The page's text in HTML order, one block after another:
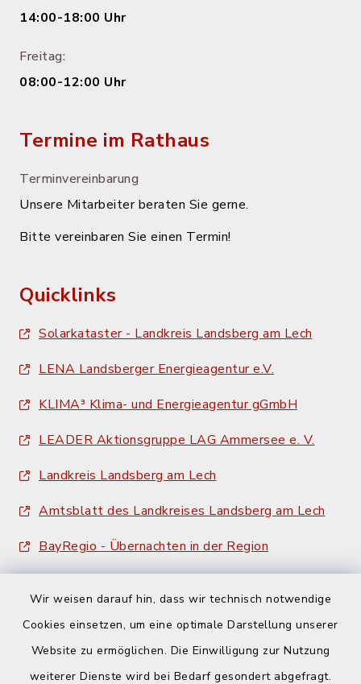
Wir weisen darauf hin, dass wir technisch notwendige
Cookies einsetzen, um eine optimale Darstellung unserer
Website zu ermöglichen. Die Einwilligung zur Nutzung
weiterer Dienste wird bei Bedarf gesondert abgefragt.
14:00-18:00 Uhr
Freitag:
08:00-12:00 Uhr
Termine im Rathaus
Terminvereinbarung
Unsere Mitarbeiter beraten Sie gerne.
Bitte vereinbaren Sie einen Termin!
Quicklinks
Solarkataster - Landkreis Landsberg am Lech
LENA Landsberger Energieagentur e.V.
KLIMA³ Klima- und Energieagentur gGmbH
LEADER Aktionsgruppe LAG Ammersee e. V.
Landkreis Landsberg am Lech
Amtsblatt des Landkreises Landsberg am Lech
BayRegio - Übernachten in der Region